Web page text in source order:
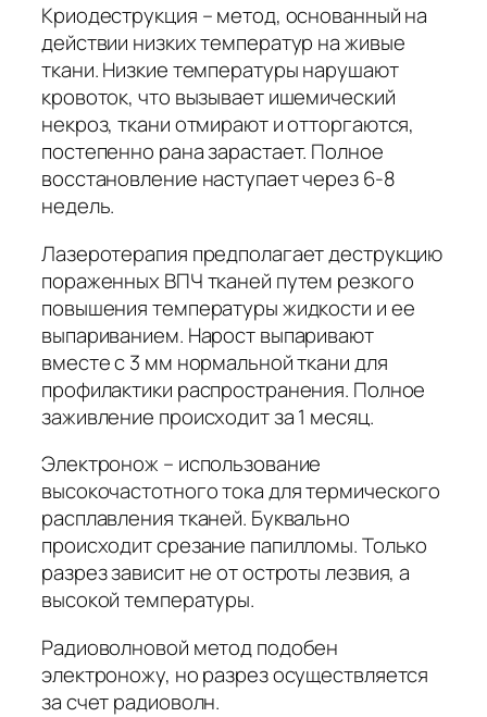
Криодеструкция – метод, основанный на
действии низких температур на живые
ткани. Низкие температуры нарушают
кровоток, что вызывает ишемический
некроз, ткани отмирают и отторгаются,
постепенно рана зарастает. Полное
восстановление наступает через 6-8
недель.
Лазеротерапия предполагает деструкцию
пораженных ВПЧ тканей путем резкого
повышения температуры жидкости и ее
выпариванием. Нарост выпаривают
вместе с 3 мм нормальной ткани для
профилактики распространения. Полное
заживление происходит за 1 месяц.
Электронож – использование
высокочастотного тока для термического
расплавления тканей. Буквально
происходит срезание папилломы. Только
разрез зависит не от остроты лезвия, а
высокой температуры.
Радиоволновой метод подобен
электроножу, но разрез осуществляется
за счет радиоволн.